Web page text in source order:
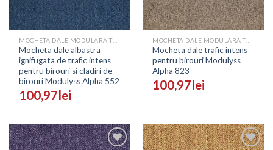
MOCHETA DALE MODULARA TRAFIC INTENS PENTRU BIROURI - PRETURI
Mocheta dale albastra
ignifugata de trafic intens
pentru birouri si cladiri de
birouri Modulyss Alpha 552
100,97lei
MOCHETA DALE MODULARA TRAFIC INTENS PENTRU BIROURI - PRETURI
Mocheta dale trafic intens
pentru birouri Modulyss
Alpha 823
100,97lei